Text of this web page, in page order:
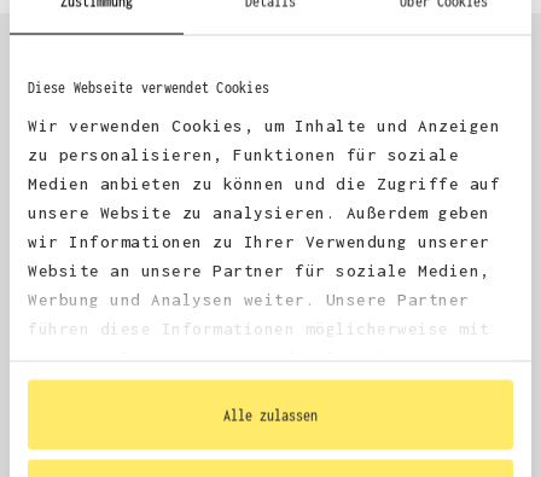
Diese Webseite verwendet Cookies
Wir verwenden Cookies, um Inhalte und Anzeigen
zu personalisieren, Funktionen für soziale
Medien anbieten zu können und die Zugriffe auf
unsere Website zu analysieren. Außerdem geben
wir Informationen zu Ihrer Verwendung unserer
Website an unsere Partner für soziale Medien,
Werbung und Analysen weiter. Unsere Partner
führen diese Informationen möglicherweise mit
bereitgestellt haben oder die sie im Rahmen
Ihrer Nutzung der Dienste gesammelt haben.
Alle zulassen
KUNDEN FEEDBACK 🫶
Excellent
4.68 average
1,981 reviews